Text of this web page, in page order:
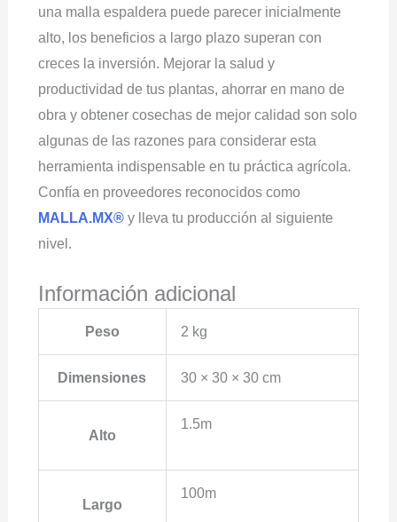
una malla espaldera puede parecer inicialmente
alto, los beneficios a largo plazo superan con
creces la inversión. Mejorar la salud y
productividad de tus plantas, ahorrar en mano de
obra y obtener cosechas de mejor calidad son solo
algunas de las razones para considerar esta
herramienta indispensable en tu práctica agrícola.
Confía en proveedores reconocidos como
MALLA.MX®y lleva tu producción al siguiente
nivel.
Información adicional
Peso 2 kg
Dimensiones 30 × 30 × 30 cm
Alto
1.5m
Largo
100m